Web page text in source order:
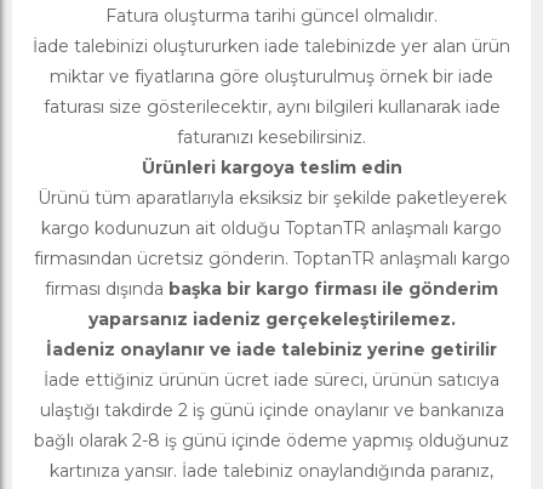
Fatura oluşturma tarihi güncel olmalıdır.
İade talebinizi oluştururken iade talebinizde yer alan ürün
miktar ve fiyatlarına göre oluşturulmuş örnek bir iade
faturası size gösterilecektir, aynı bilgileri kullanarak iade
faturanızı kesebilirsiniz.
Ürünleri kargoya teslim edin
Ürünü tüm aparatlarıyla eksiksiz bir şekilde paketleyerek
kargo kodunuzun ait olduğu ToptanTR anlaşmalı kargo
firmasından ücretsiz gönderin. ToptanTR anlaşmalı kargo
firması dışında başka bir kargo firması ile gönderim
yaparsanız iadeniz gerçekeleştirilemez.
İadeniz onaylanır ve iade talebiniz yerine getirilir
İade ettiğiniz ürünün ücret iade süreci, ürünün satıcıya
ulaştığı takdirde 2 iş günü içinde onaylanır ve bankanıza
bağlı olarak 2-8 iş günü içinde ödeme yapmış olduğunuz
kartınıza yansır. İade talebiniz onaylandığında paranız,